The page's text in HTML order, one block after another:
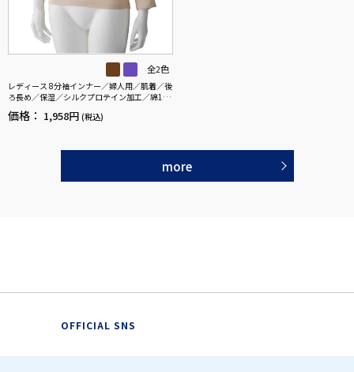
全2色
レディース 8分袖インナー／婦人用／肌着／後
ろ長め／保湿／シルクプロテイン加工／綿10
0％ 【CF】
価格： 1,958円 (税込)
more
OFFICIAL SNS